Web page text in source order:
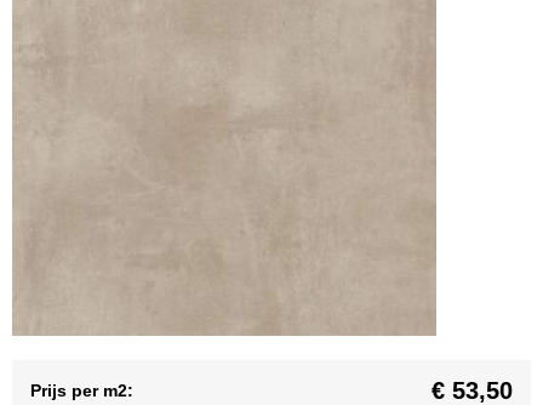
Prijs per m2: € 53,50